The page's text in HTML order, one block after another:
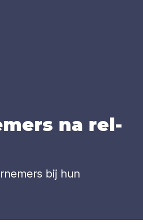
na rel­
bij hun